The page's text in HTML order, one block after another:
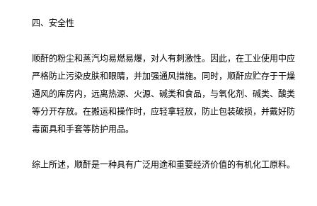
四、安全性
顺酐的粉尘和蒸汽均易燃易爆，对人有刺激性。因此，在工业使用中应
严格防止污染皮肤和眼睛，并加强通风措施。同时，顺酐应贮存于干燥
通风的库房内，远离热源、火源、碱类和食品，与氧化剂、碱类、酸类
等分开存放。在搬运和操作时，应轻拿轻放，防止包装破损，并戴好防
毒面具和手套等防护用品。
综上所述，顺酐是一种具有广泛用途和重要经济价值的有机化工原料。